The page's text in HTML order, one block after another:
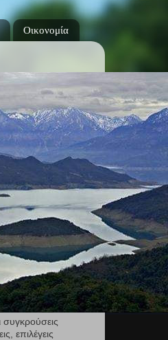
Οικονομία
επιλέγεις